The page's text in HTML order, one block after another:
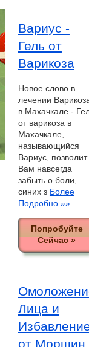
Вариус -
Гель от
Варикоза
Новое слово в
лечении
в Махачкале -
от варикоза в
Махачкале,
называющийся
Вариус, позволит
Вам навсегда
забыть о боли,
синих з Более
Подробно »»
Попробуйте
Сейчас »
Лица и
от Морщин